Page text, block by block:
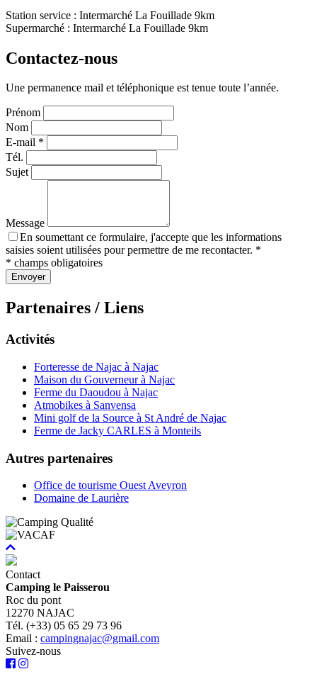
Station service : Intermarché La Fouillade 9km
Supermarché : Intermarché La Fouillade 9km
Contactez-nous
Une permanence mail et téléphonique est tenue toute l’année.
Prénom
Nom
E-mail *
Tél.
Sujet
Message
En soumettant ce formulaire, j'accepte que les informations
saisies soient utilisées pour permettre de me recontacter. *
* champs obligatoires
Envoyer
Partenaires / Liens
Activités
Forteresse de Najac à Najac
Maison du Gouverneur à Najac
Ferme du Daoudou à Najac
Atmobikes à Sanvensa
Mini golf de la Source à St André de Najac
Ferme de Jacky CARLES à Monteils
Autres partenaires
Office de tourisme Ouest Aveyron
Domaine de Laurière
Contact
Camping le Paisserou
Roc du pont
12270 NAJAC
Tél. (+33) 05 65 29 73 96
Email : campingnajac@gmail.com
Suivez-nous